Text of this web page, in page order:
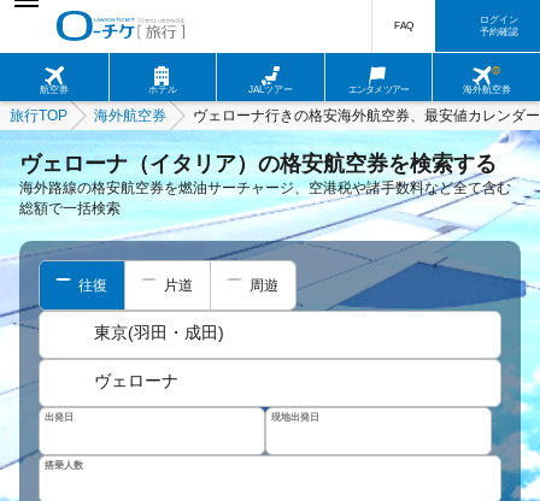
航空券 ホテル JALツアー エンタメツアー 海外航空券
FAQ
ログイン
予約確認
旅行TOP 海外航空券 ヴェローナ行きの格安海外航空券、最安値カレンダー
ヴェローナ（イタリア）の格安航空券を検索する
海外路線の格安航空券を燃油サーチャージ、空港税や諸手数料など全て含む
総額で一括検索
往復 片道 周遊
東京(羽田・成田)
ヴェローナ
出発日 現地出発日
搭乗人数